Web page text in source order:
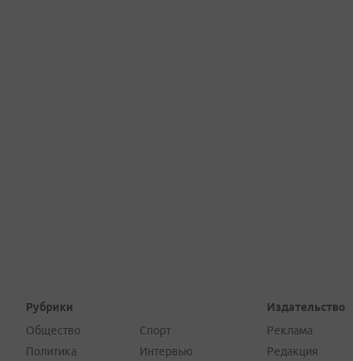
Рубрики
Общество
Политика
Спорт
Интервью
Издательство
Реклама
Редакция